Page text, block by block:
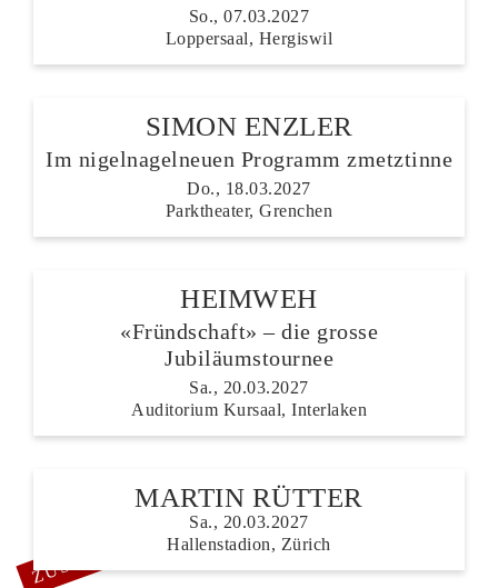
So., 07.03.2027
Loppersaal, Hergiswil
SIMON ENZLER
Im nigelnagelneuen Programm zmetztinne
Do., 18.03.2027
Parktheater, Grenchen
HEIMWEH
«Fründschaft» – die grosse
Jubiläumstournee
Sa., 20.03.2027
Auditorium Kursaal, Interlaken
ZUSATZSHOW
MARTIN RÜTTER
Sa., 20.03.2027
Hallenstadion, Zürich